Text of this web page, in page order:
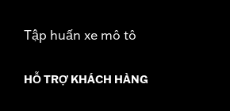
Installation Instructions
Height:
8 Inches
Sold In Units:
Tập huấn xe mô tô
HỖ TRỢ KHÁCH HÀNG